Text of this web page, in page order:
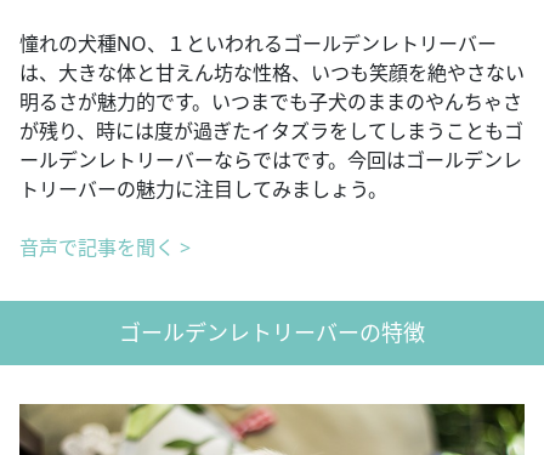
憧れの犬種NO、１といわれるゴールデンレトリーバー
は、大きな体と甘えん坊な性格、いつも笑顔を絶やさない
明るさが魅力的です。いつまでも子犬のままのやんちゃさ
が残り、時には度が過ぎたイタズラをしてしまうこともゴ
ールデンレトリーバーならではです。今回はゴールデンレ
トリーバーの魅力に注目してみましょう。
音声で記事を聞く >
ゴールデンレトリーバーの特徴